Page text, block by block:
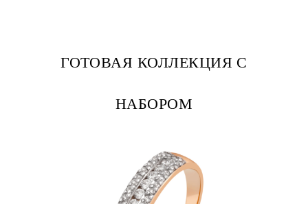
ГОТОВАЯ КОЛЛЕКЦИЯ С
НАБОРОМ